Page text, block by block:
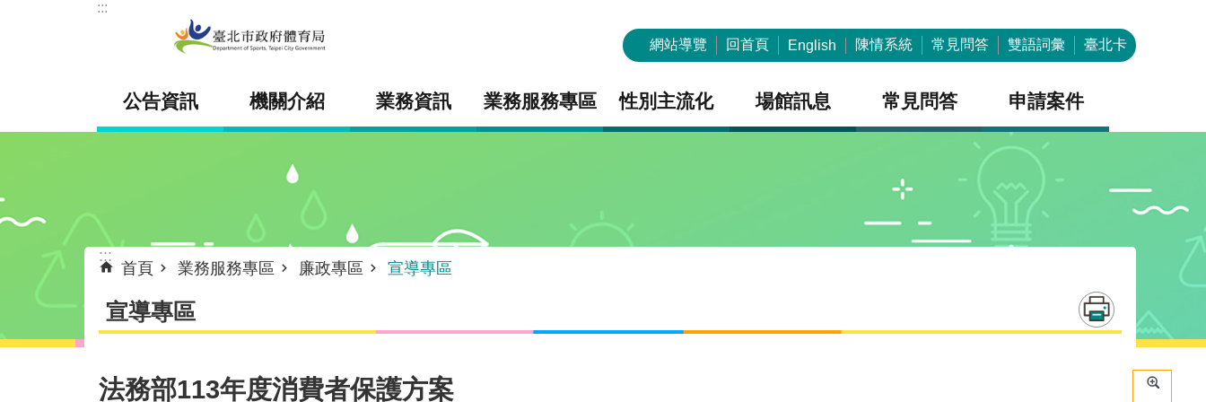
跳到主要內容區塊
:::
網站導覽 回首頁 English 陳情系統 常見問答 雙語詞彙 臺北卡
公告資訊 機關介紹 業務資訊 業務服務專區 性別主流化 場館訊息 常見問答 申請案件
:::
首頁 業務服務專區 廉政專區 宣導專區
宣導專區
法務部113年度消費者保護方案